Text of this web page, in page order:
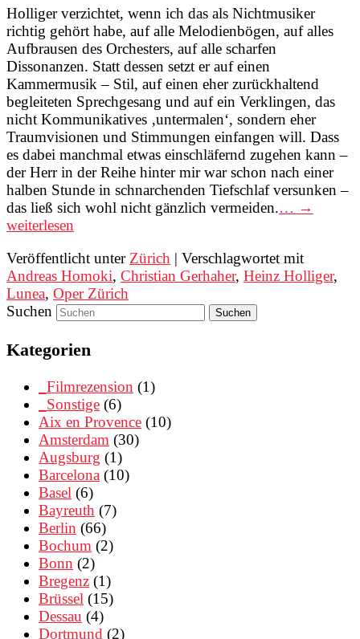
Holliger verzichtet, wenn ich das als Nichtmusiker
richtig gehört habe, auf alle Melodienbögen, auf alles
Aufbrausen des Orchesters, auf alle scharfen
Dissonanzen. Statt dessen setzt er auf einen
Kammermusik – Stil, auf einen eher zurückhaltend
begleiteten Sprechgesang und auf ein Verklingen, das
nicht Kommunikatives ‚untermalen‘, sondern eher
Traumvisionen und Stimmungen einfangen will. Dass
es dabei manchmal etwas einschläfernd zugehen kann –
der Herr in der Reihe hinter mir war schon nach einer
halben Stunde in schnarchenden Tiefschlaf versunken –
das ließ sich wohl nicht gänzlich vermeiden.… →
weiterlesen
Veröffentlicht unter Zürich | Verschlagwortet mit
Andreas Homoki, Christian Gerhaher, Heinz Holliger,
Lunea, Oper Zürich
Suchen
Kategorien
_Filmrezension (1)
_Sonstige (6)
Aix en Provence (10)
Amsterdam (30)
Augsburg (1)
Barcelona (10)
Basel (6)
Bayreuth (7)
Berlin (66)
Bochum (2)
Bonn (2)
Bregenz (1)
Brüssel (15)
Dessau (4)
Dortmund (2)